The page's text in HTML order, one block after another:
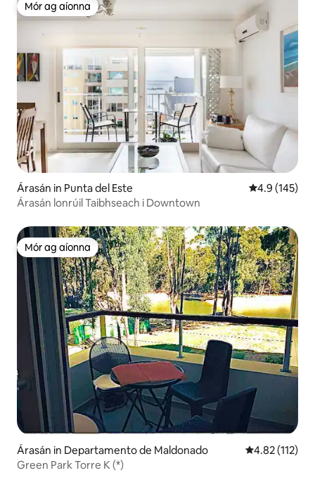
Mór ag aíonna
Mór ag aíonna
Árasán in Punta del Este Meánrátáil
4.9 (145)
Árasán lonrúil Taibhseach i Downtown
Mór ag aíonna
Mór ag aíonna
Árasán in Departamento de Maldonado Meánrátáil
4.82 (112)
Green Park Torre K (*)